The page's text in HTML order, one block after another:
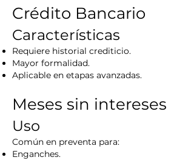
Crédito Bancario
Características
Requiere historial crediticio.
Mayor formalidad.
Aplicable en etapas avanzadas.
Meses sin intereses
Uso
Común en preventa para:
Enganches.